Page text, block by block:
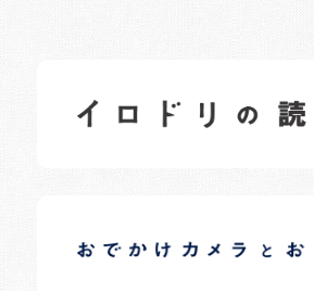
日常の様子など随時更新中です。
日常の様子など随時更新中です。